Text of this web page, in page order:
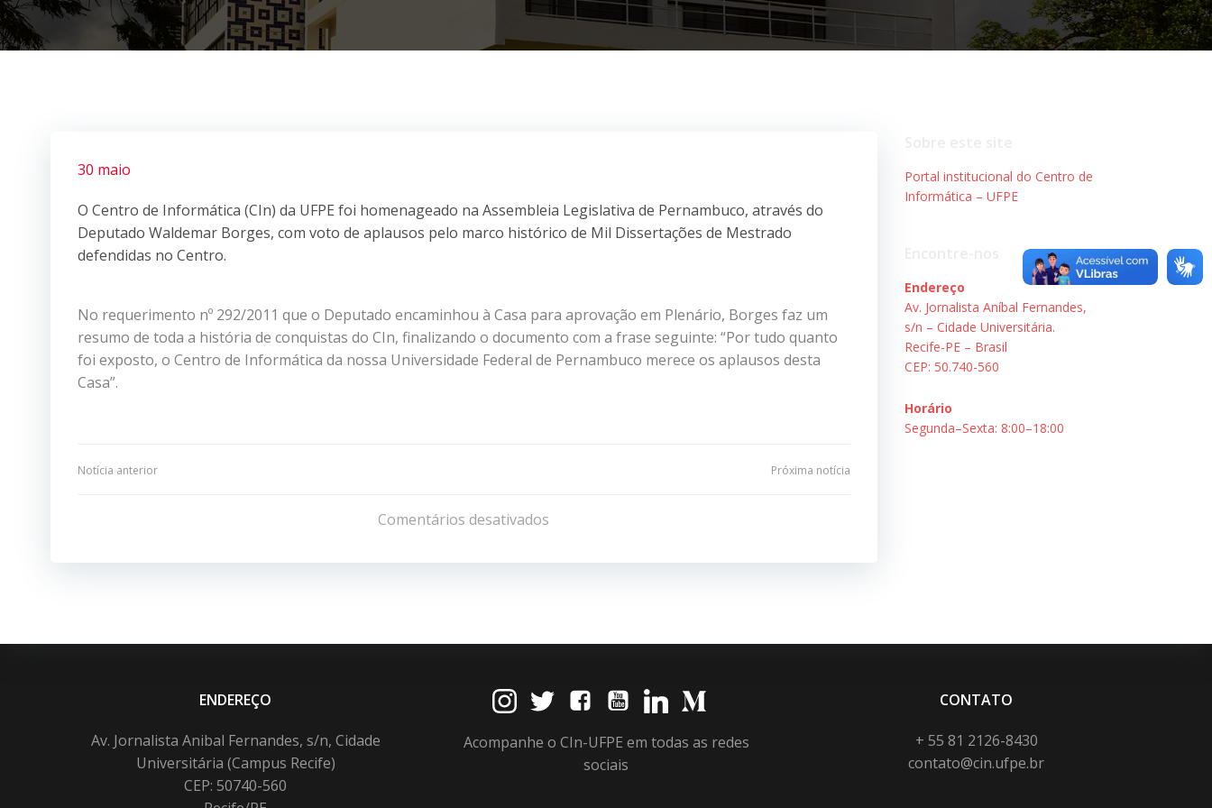
30 maio
O Centro de Informática (CIn) da UFPE foi homenageado na Assembleia Legislativa de Pernambuco, através do
Deputado Waldemar Borges, com voto de aplausos pelo marco histórico de Mil Dissertações de Mestrado
defendidas no Centro.
No requerimento nº 292/2011 que o Deputado encaminhou à Casa para aprovação em Plenário, Borges faz um
resumo de toda a história de conquistas do CIn, finalizando o documento com a frase seguinte: “Por tudo quanto
foi exposto, o Centro de Informática da nossa Universidade Federal de Pernambuco merece os aplausos desta
Casa”.
Navegação
Post
Notícia anterior
de
Post
Próxima notícia
Comentários desativados
Portal institucional do Centro de
Informática – UFPE
Endereço
Av. Jornalista Aníbal Fernandes,
s/n – Cidade Universitária.
Recife-PE – Brasil
CEP: 50.740-560
Horário
Segunda–Sexta: 8:00–18:00
ENDEREÇO
Av. Jornalista Anibal Fernandes, s/n, Cidade
Universitária (Campus Recife)
CEP: 50740-560
Acompanhe o CIn-UFPE em todas as redes
sociais
CONTATO
+ 55 81 2126-8430
contato@cin.ufpe.br